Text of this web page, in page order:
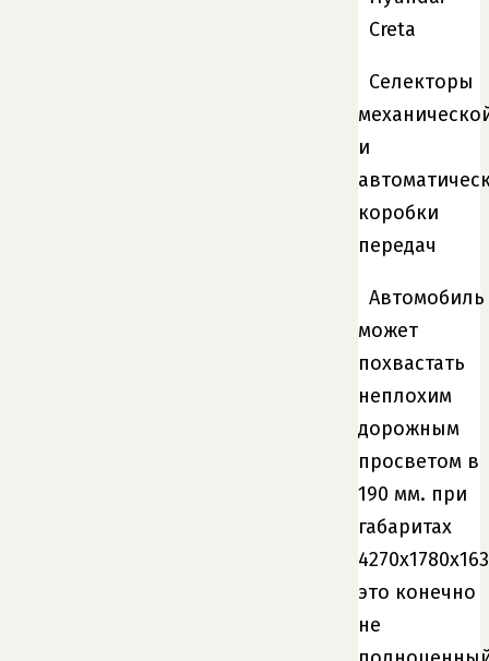
Селекторы
и
коробки
передач
Автомобиль
может
похвастать
неплохим
дорожным
просветом в
190 мм. при
габаритах
это конечно
не